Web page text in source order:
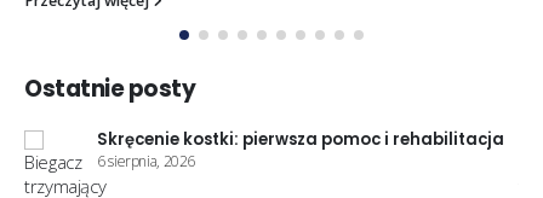
Ostatnie posty
Woda w kolanie: przyczyny i co robić
28 lipca, 2026